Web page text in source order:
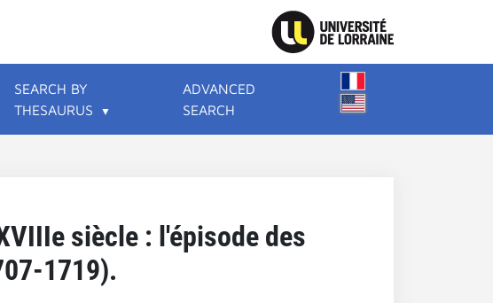
SEARCH BY
THESAURUS
ADVANCED
SEARCH
siècle : l'épisode des
1719).